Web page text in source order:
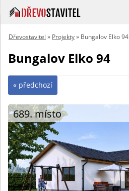
Dřevostavitel » Projekty» Bungalov Elko 94
Bungalov Elko 94
« předchozí
689. místo